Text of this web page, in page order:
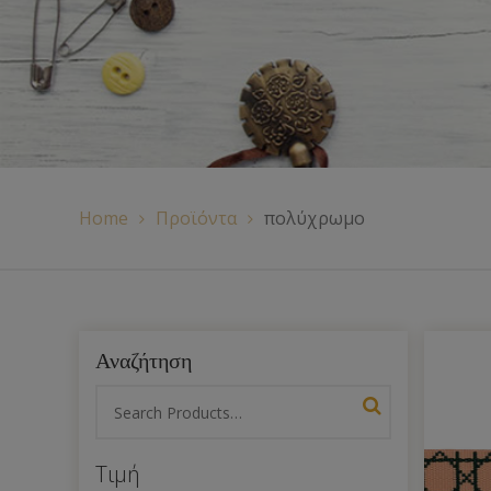
Χερούλια Τσάντας
Ιμάντες
Πλέγματα
Home Προϊόντα πολύχρωμο
Αναζήτηση
Τιμή